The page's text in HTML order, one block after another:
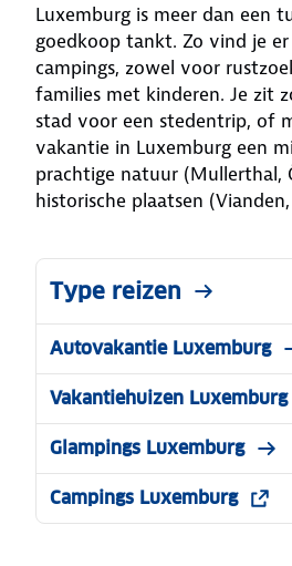
Luxemburg is meer dan een
goedkoop tankt. Zo vind je
campings, zowel voor
families met kinderen. Je zit
stad voor een stedentrip, of
vakantie in Luxemburg een
prachtige natuur (Mullerthal,
historische plaatsen
Type reizen
Autovakantie Luxemburg
Vakantiehuizen Luxemburg
Glampings Luxemburg
Campings Luxemburg